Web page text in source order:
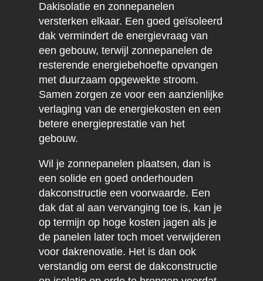
Dakisolatie en zonnepanelen
versterken elkaar. Een goed geïsoleerd
dak vermindert de energievraag van
een gebouw, terwijl zonnepanelen de
resterende energiebehoefte opvangen
met duurzaam opgewekte stroom.
Samen zorgen ze voor een aanzienlijke
verlaging van de energiekosten en een
betere energieprestatie van het
gebouw.
Wil je zonnepanelen plaatsen, dan is
een solide en goed onderhouden
dakconstructie een voorwaarde. Een
dak dat al aan vervanging toe is, kan je
op termijn op hoge kosten jagen als je
de panelen later toch moet verwijderen
voor dakrenovatie. Het is dan ook
verstandig om eerst de dakconstructie